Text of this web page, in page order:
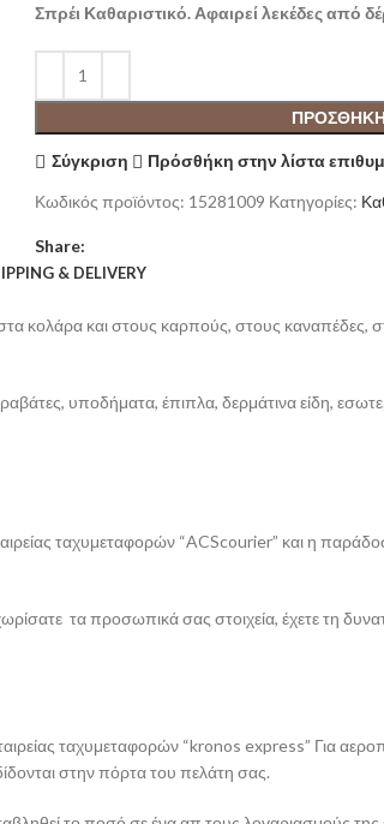
Σπρέι Καθαριστικό. Αφαιρεί λεκέδες από
Σύγκριση
Πρόσθήκη στην λίστα
Κωδικός προϊόντος: 15281009 Κατηγορίες:
Share:
& DELIVERY
κολάρα και στους καρπούς, στους καναπέδες,
υποδήματα, έπιπλα, δερμάτινα είδη,
ταχυμεταφορών “ACScourier” και η
τα προσωπικά σας στοιχεία, έχετε τη
ταχυμεταφορών “kronos express” Για
στην πόρτα του πελάτη σας.